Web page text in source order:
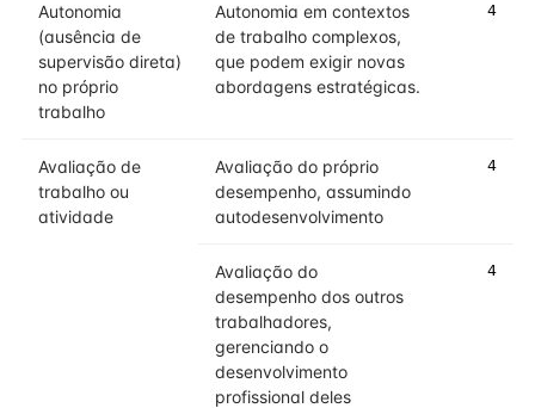
Autonomia
(ausência de
supervisão direta)
no próprio
trabalho
Autonomia em contextos
de trabalho complexos,
que podem exigir novas
abordagens estratégicas.
4
Avaliação de
trabalho ou
atividade
Avaliação do próprio
desempenho, assumindo
autodesenvolvimento
4
Avaliação do
desempenho dos outros
trabalhadores,
gerenciando o
desenvolvimento
profissional deles
4